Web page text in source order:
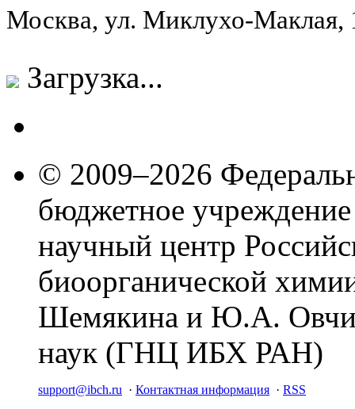
Москва, ул. Миклухо-
Загрузка...
© 2009–2026
бюджетное
научный центр
биоорганической
Шемякина и Ю.А.
наук (ГНЦ ИБХ РАН)
support@ibch.ru · Контактная информация · RSS